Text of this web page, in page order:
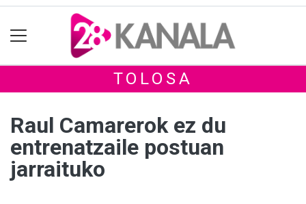
TOLOSA
Raul Camarerok ez du
entrenatzaile postuan
jarraituko